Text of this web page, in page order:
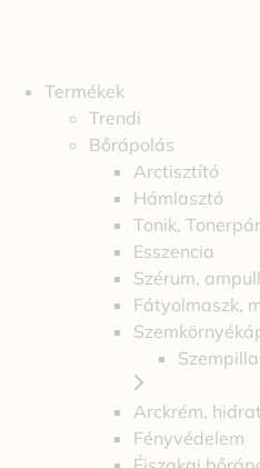
Termékek
Trendi
Bőrápolás
Arctisztító
Hámlasztó
Tonik,
Esszencia
Szérum,
Fátyolmaszk,
Arckrém,
Fényvédelem